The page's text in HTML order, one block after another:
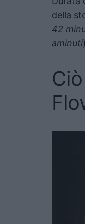
della
42
aminuti